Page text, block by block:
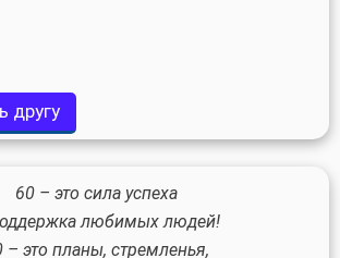
другу
60 – это сила успеха
любимых людей!
– это планы, стремленья,